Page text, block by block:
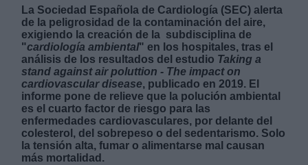
La Sociedad Española de Cardiología (SEC) alerta
de la peligrosidad de la contaminación del aire,
exigiendo la creación de la subdisciplina de
"cardiología ambiental" en los hospitales, tras el
análisis de los resultados del estudio Taking a
stand against air poluttion - The impact on
cardiovascular disease, publicado en 2019. El
informe pone de relieve que la polución ambiental
es el cuarto factor de riesgo para las
enfermedades cardiovasculares, por delante del
colesterol, del sobrepeso o del sedentarismo. Solo
la tensión alta, fumar o alimentarse mal causan
más mortalidad.